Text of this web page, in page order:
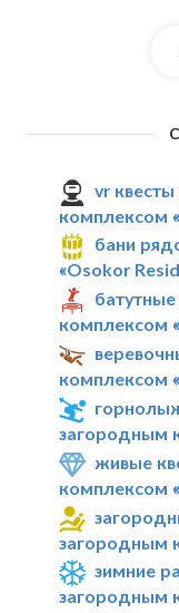
vr
комплексом
бани
«Osokor
комплексом
комплексом
загородным
живые
комплексом
загородным
зимние
загородным